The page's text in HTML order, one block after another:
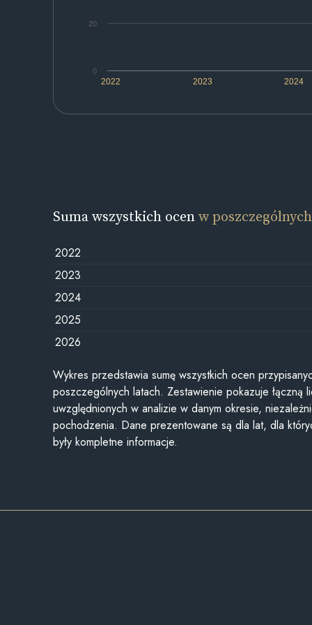
2022 2023 2024
0
20
Suma wszystkich ocenw
2022
2023
2024
2025
2026
Wykres przedstawia sumę wszystkich ocen
poszczególnych latach. Zestawienie pokazuje łączną
uwzględnionych w analizie w danym okresie,
pochodzenia. Dane prezentowane są dla lat, dla
były kompletne informacje.